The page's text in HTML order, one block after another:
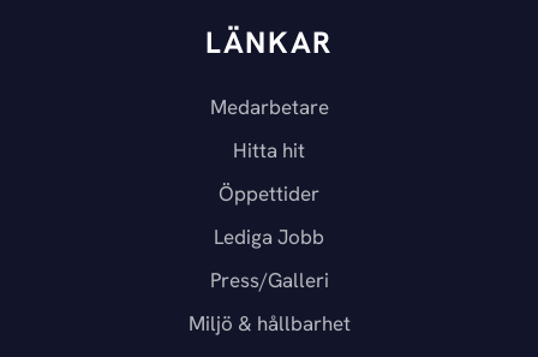
LÄNKAR
Medarbetare
Hitta hit
Öppettider
Lediga Jobb
Press/Galleri
Miljö & hållbarhet